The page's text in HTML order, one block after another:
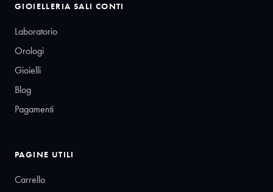
GIOIELLERIA SALI CONTI
Laboratorio
Orologi
Gioielli
Blog
Pagamenti
PAGINE UTILI
Carrello